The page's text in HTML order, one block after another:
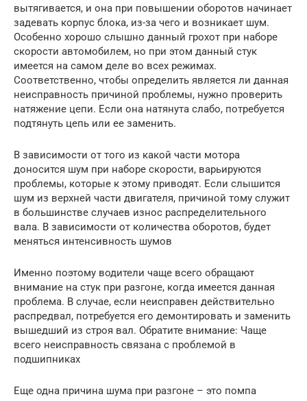
вытягивается, и она при повышении оборотов начинает
задевать корпус блока, из-за чего и возникает шум.
Особенно хорошо слышно данный грохот при наборе
скорости автомобилем, но при этом данный стук
имеется на самом деле во всех режимах.
Соответственно, чтобы определить является ли данная
неисправность причиной проблемы, нужно проверить
натяжение цепи. Если она натянута слабо, потребуется
подтянуть цепь или ее заменить.
В зависимости от того из какой части мотора
доносится шум при наборе скорости, варьируются
проблемы, которые к этому приводят. Если слышится
шум из верхней части двигателя, причиной тому служит
в большинстве случаев износ распределительного
вала. В зависимости от количества оборотов, будет
меняться интенсивность шумов
Именно поэтому водители чаще всего обращают
внимание на стук при разгоне, когда имеется данная
проблема. В случае, если неисправен действительно
распредвал, потребуется его демонтировать и заменить
вышедший из строя вал. Обратите внимание: Чаще
всего неисправность связана с проблемой в
подшипниках
Еще одна причина шума при разгоне – это помпа